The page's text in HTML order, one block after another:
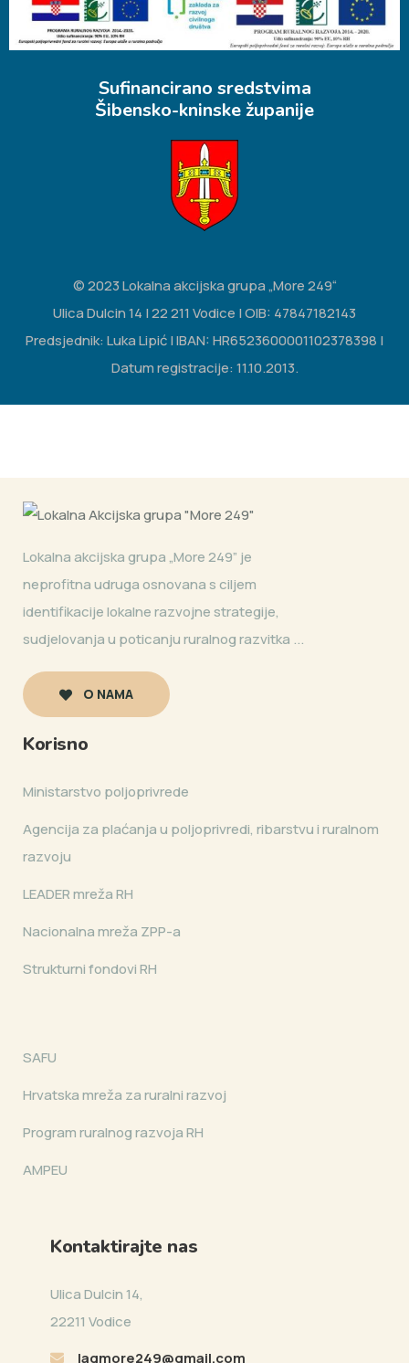
Sufinancirano sredstvima
Šibensko-kninske županije
© 2023 Lokalna akcijska grupa „More 249“
Ulica Dulcin 14 | 22 211 Vodice | OIB: 47847182143
Predsjednik: Luka Lipić | IBAN: HR6523600001102378398 |
Datum registracije: 11.10.2013.
Lokalna akcijska grupa „More 249” je
neprofitna udruga osnovana s ciljem
identifikacije lokalne razvojne strategije,
sudjelovanja u poticanju ruralnog razvitka ...
O NAMA
Korisno
Ministarstvo poljoprivrede
Agencija za plaćanja u poljoprivredi, ribarstvu i ruralnom
razvoju
LEADER mreža RH
Nacionalna mreža ZPP-a
Strukturni fondovi RH
SAFU
Hrvatska mreža za ruralni razvoj
Program ruralnog razvoja RH
AMPEU
Kontaktirajte nas
Ulica Dulcin 14,
22211 Vodice
lagmore249@gmail.com